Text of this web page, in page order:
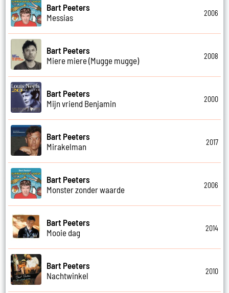
Bart Peeters
Messias
2006
Bart Peeters
Miere miere (Mugge mugge)
2008
Bart Peeters
Mijn vriend Benjamin
2000
Bart Peeters
Mirakelman
2017
Bart Peeters
Monster zonder waarde
2006
Bart Peeters
Mooie dag
2014
Bart Peeters
Nachtwinkel
2010